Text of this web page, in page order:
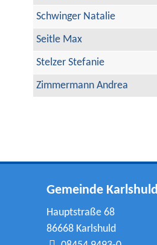
Schwinger Natalie
Seitle Max
Stelzer Stefanie
Zimmermann Andrea
Gemeinde Karlshuld
Hauptstraße 68
86668 Karlshuld